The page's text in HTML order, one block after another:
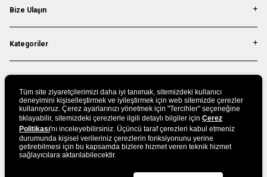
Bize Ulaşın
Kategoriler
UYGULAMAMIZI İNDİRİN
Tüm site ziyaretçilerimizi daha iyi tanımak, sitemizdeki kullanıcı
deneyimini kişiselleştirmek ve iyileştirmek için web sitemizde çerezler
kullanıyoruz. Çerez ayarlarınızı yönetmek için "Tercihler" seçeneğine
tıklayabilir, sitemizdeki çerezlerle ilgili detaylı bilgiler için Çerez
Politikası'nı inceleyebilirsiniz. Üçüncü taraf çerezleri kabul etmeniz
durumunda kişisel verileriniz çerezlerin fonksiyonunu yerine
getirebilmesi için bu kapsamda bizlere hizmet veren teknik hizmet
sağlayıcılara aktarılabilecektir.